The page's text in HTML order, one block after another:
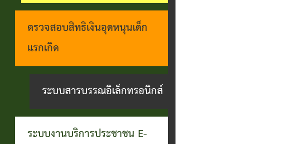
ชื่อ
โอน
เงิน
บัญชี
เบี้ย
แวดล้อม
กอง
การ
ศึกษา
การ
ดำเนิน
การตาม
นโยบาย
การ
บริหาร
รับฟัง
ความ
คิดเห็น
แจ้ง
ข้อมูล
เบาะแส
การ
ตรวจสอบสิทธิเงินอุดหนุนเด็ก
แรกเกิด
ระบบสารบรรณอิเล็กทรอนิกส์
ระบบงานบริการประชาชน E-